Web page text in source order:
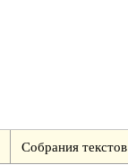
Собрания текстов